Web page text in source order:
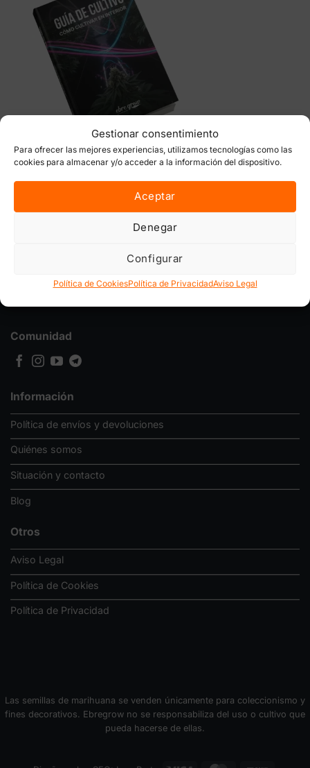
Gestionar consentimiento
Para ofrecer las mejores experiencias, utilizamos tecnologías como las
cookies para almacenar y/o acceder a la información del dispositivo.
Aceptar
Denegar
Configurar
Política de CookiesPolítica de PrivacidadAviso Legal
Horticultura tècnica de l'Ebre S.L.
info@ebregrow.es
Información
Política de envíos y devoluciones
Quiénes somos
Situación y contacto
Blog
Otros
Aviso Legal
Política de Cookies
Política de Privacidad
Comunidad
Las semillas de marihuana se venden únicamente para coleccionismo y
fines decorativos. Ebregrow no se responsabiliza del uso o cultivo que
pueda hacerse de ellas.